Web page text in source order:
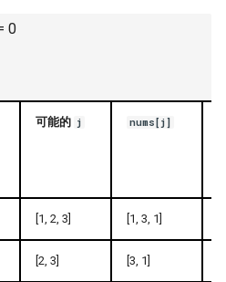
0
可能的 j nums[j]
[1, 2, 3] [1, 3, 1]
[2, 3] [3, 1]